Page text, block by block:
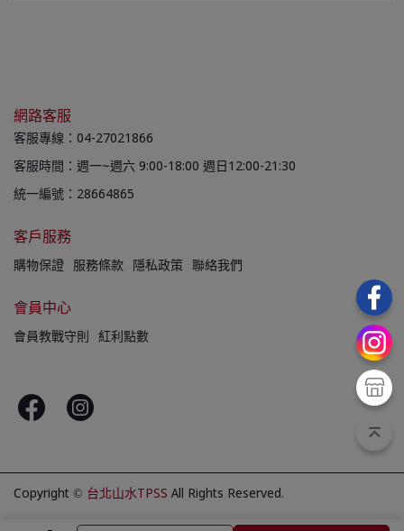
網路客服
客服專線：04-27021866
客服時間：週一~週六 9:00-18:00 週日12:00-21:30
統一編號：28664865
客戶服務
購物保證 服務條款 隱私政策 聯絡我們
會員中心
會員教戰守則 紅利點數
Copyright © 台北山水TPSS All Rights Reserved.